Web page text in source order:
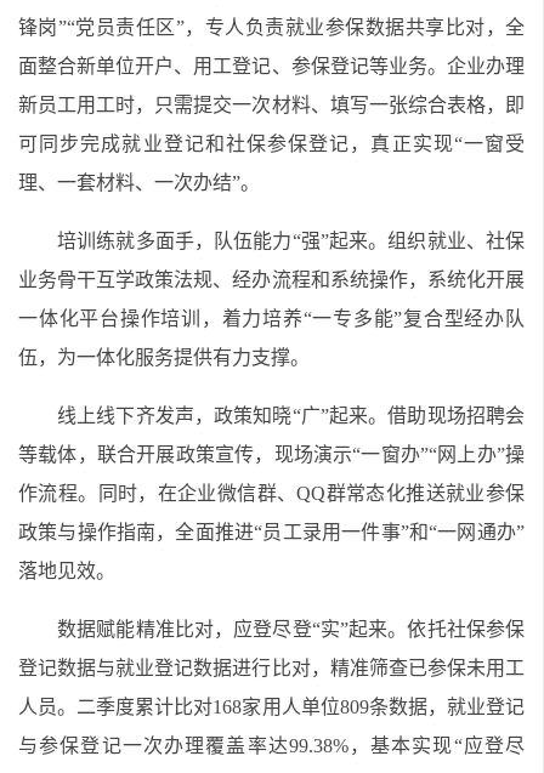
锋岗”“党员责任区”，专人负责就业参保数据共享比对，全
面整合新单位开户、用工登记、参保登记等业务。企业办理
新员工用工时，只需提交一次材料、填写一张综合表格，即
可同步完成就业登记和社保参保登记，真正实现“一窗受
理、一套材料、一次办结”。
培训练就多面手，队伍能力“强”起来。组织就业、社保
业务骨干互学政策法规、经办流程和系统操作，系统化开展
一体化平台操作培训，着力培养“一专多能”复合型经办队
伍，为一体化服务提供有力支撑。
线上线下齐发声，政策知晓“广”起来。借助现场招聘会
等载体，联合开展政策宣传，现场演示“一窗办”“网上办”操
作流程。同时，在企业微信群、QQ群常态化推送就业参保
政策与操作指南，全面推进“员工录用一件事”和“一网通办”
落地见效。
数据赋能精准比对，应登尽登“实”起来。依托社保参保
登记数据与就业登记数据进行比对，精准筛查已参保未用工
人员。二季度累计比对168家用人单位809条数据，就业登记
与参保登记一次办理覆盖率达99.38%，基本实现“应登尽